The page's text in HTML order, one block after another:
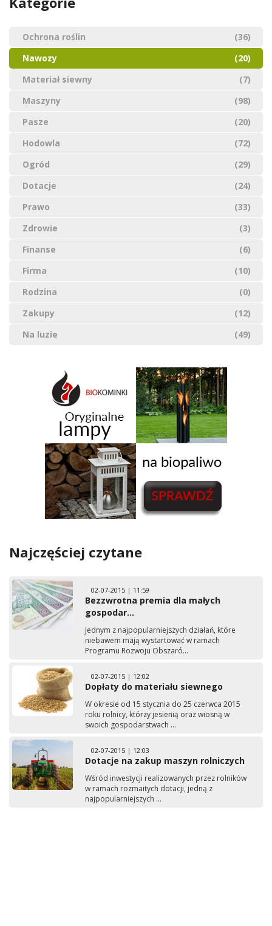
Ochrona roślin
(36)
Nawozy
(20)
Materiał siewny
(7)
Maszyny
(98)
Pasze
(20)
Hodowla
(72)
Ogród
(29)
Dotacje
(24)
Prawo
(33)
Zdrowie
(3)
Finanse
(6)
Firma
(10)
Rodzina
(0)
Zakupy
(12)
Na luzie
(49)
Najczęściej czytane
02-07-2015 | 11:59
Bezzwrotna premia dla małych
gospodar...
Jednym z najpopularniejszych działań, które
niebawem mają wystartować w ramach
Programu Rozwoju Obszaró...
02-07-2015 | 12:02
Dopłaty do materiału siewnego
W okresie od 15 stycznia do 25 czerwca 2015
roku rolnicy, którzy jesienią oraz wiosną w
swoich gospodarstwach ...
02-07-2015 | 12:03
Dotacje na zakup maszyn rolniczych
Wśród inwestycji realizowanych przez rolników
w ramach rozmaitych dotacji, jedną z
najpopularniejszych ...